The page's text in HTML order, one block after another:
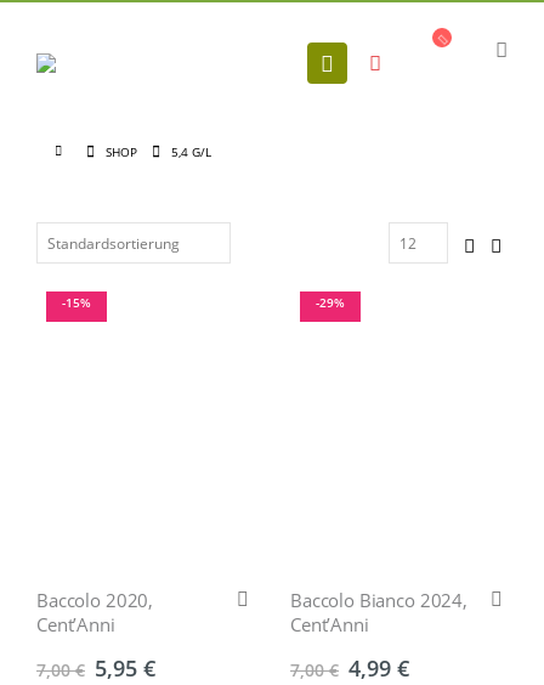
SHOP 5,4 G/L
-15%
Baccolo 2020,
Cent’Anni
7,00€ 5,95€
-29%
Baccolo Bianco 2024,
Cent’Anni
7,00€ 4,99€